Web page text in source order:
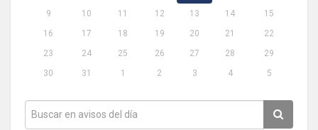
9
10 11 12 13 14
15
16
17 18 19 20 21
22
23
24 25 26 27 28
29
30
31 1 2 3 4 5